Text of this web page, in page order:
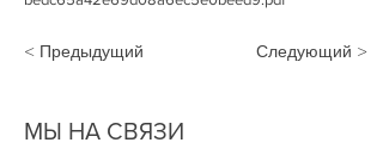
< Предыдущий Следующий >
МЫ НА СВЯЗИ